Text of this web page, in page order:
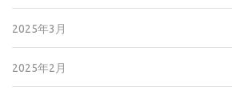
2025年3月
2025年2月